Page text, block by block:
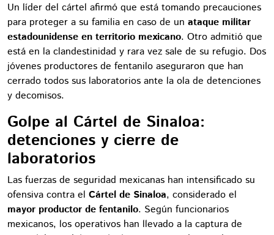
Un líder del cártel afirmó que está tomando precauciones
para proteger a su familia en caso de un ataque militar
estadounidense en territorio mexicano. Otro admitió que
está en la clandestinidad y rara vez sale de su refugio. Dos
jóvenes productores de fentanilo aseguraron que han
cerrado todos sus laboratorios ante la ola de detenciones
y decomisos.
Golpe al Cártel de Sinaloa:
detenciones y cierre de
laboratorios
Las fuerzas de seguridad mexicanas han intensificado su
ofensiva contra el Cártel de Sinaloa, considerado el
mayor productor de fentanilo. Según funcionarios
mexicanos, los operativos han llevado a la captura de